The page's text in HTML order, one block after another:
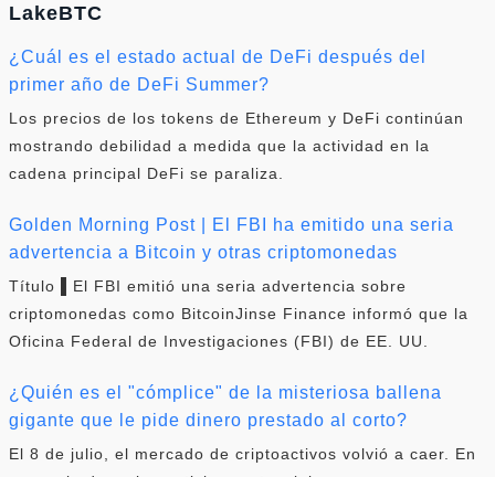
LakeBTC
¿Cuál es el estado actual de DeFi después del
primer año de DeFi Summer?
Los precios de los tokens de Ethereum y DeFi continúan
mostrando debilidad a medida que la actividad en la
cadena principal DeFi se paraliza.
Golden Morning Post | El FBI ha emitido una seria
advertencia a Bitcoin y otras criptomonedas
Título ▌El FBI emitió una seria advertencia sobre
criptomonedas como BitcoinJinse Finance informó que la
Oficina Federal de Investigaciones (FBI) de EE. UU.
¿Quién es el "cómplice" de la misteriosa ballena
gigante que le pide dinero prestado al corto?
El 8 de julio, el mercado de criptoactivos volvió a caer. En